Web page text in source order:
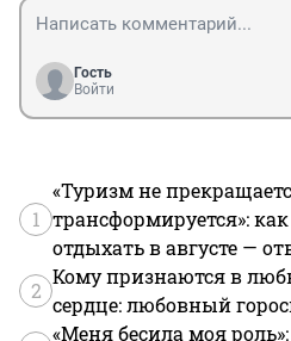
Гость
Войти
1
«Туризм не
трансформируется»:
отдыхать в августе —
2
Кому признаются в
сердце: любовный
«Меня бесила моя